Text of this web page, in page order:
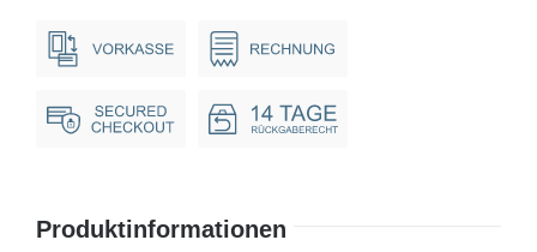
Produktinformationen